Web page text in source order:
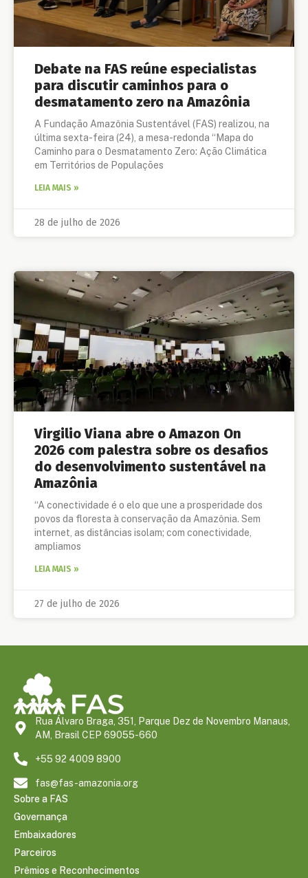
Debate na FAS reúne especialistas
para discutir caminhos para o
desmatamento zero na Amazônia
A Fundação Amazônia Sustentável (FAS) realizou, na
última sexta-feira (24), a mesa-redonda “Mapa do
Caminho para o Desmatamento Zero: Ação Climática
em Territórios de Populações
LEIA MAIS »
28 de julho de 2026
Virgilio Viana abre o Amazon On
2026 com palestra sobre os desafios
do desenvolvimento sustentável na
Amazônia
“A conectividade é o elo que une a prosperidade dos
povos da floresta à conservação da Amazônia. Sem
internet, as distâncias isolam; com conectividade,
ampliamos
LEIA MAIS »
27 de julho de 2026
Rua Álvaro Braga, 351, Parque Dez de Novembro Manaus,
AM, Brasil CEP 69055-660
+55 92 4009 8900
fas@fas-amazonia.org
Sobre a FAS
Governança
Embaixadores
Parceiros
Prêmios e Reconhecimentos